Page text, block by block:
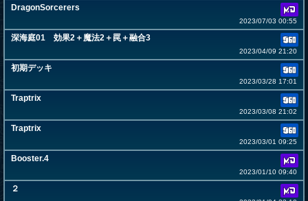
DragonSorcerers
2023/07/03 00:55
深海庭01 効果2＋魔法2＋罠＋融合3
2023/04/09 21:20
初期デッキ
2023/03/28 17:01
Traptrix
2023/03/08 21:02
Traptrix
2023/03/01 09:25
Booster.4
2023/01/10 09:40
２